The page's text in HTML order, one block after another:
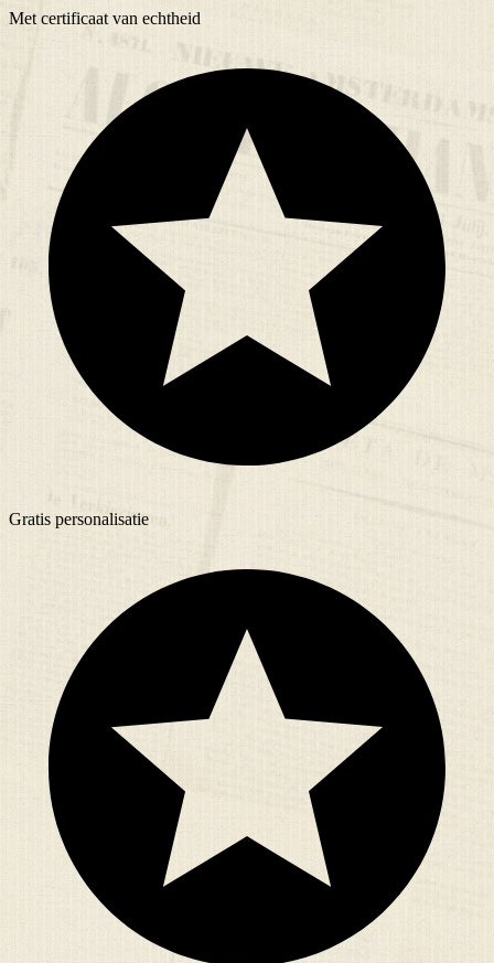
Met certificaat van echtheid
Gratis personalisatie